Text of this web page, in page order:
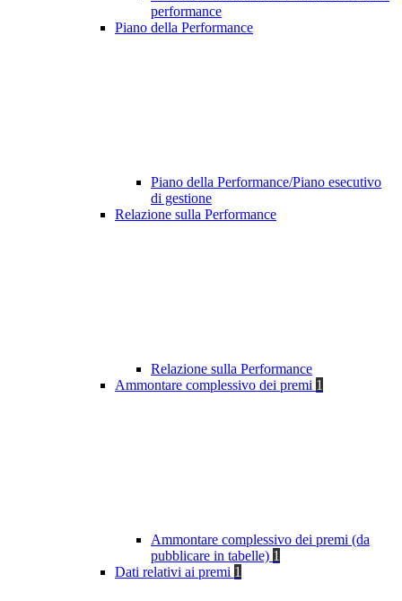
performance
Piano della Performance
Piano della Performance/Piano esecutivo
di gestione
Relazione sulla Performance
Relazione sulla Performance
Ammontare complessivo dei premi 1
Ammontare complessivo dei premi (da
pubblicare in tabelle) 1
Dati relativi ai premi 1